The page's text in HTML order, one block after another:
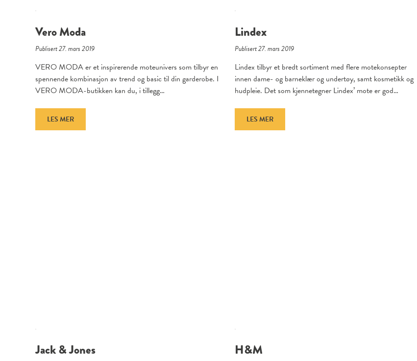
Vero Moda
Publisert 27. mars 2019
VERO MODA er et inspirerende moteunivers som tilbyr en
spennende kombinasjon av trend og basic til din garderobe. I
VERO MODA-butikken kan du, i tillegg…
LES MER
Lindex
Publisert 27. mars 2019
Lindex tilbyr et bredt sortiment med flere motekonsepter
innen dame- og barneklær og undertøy, samt kosmetikk og
hudpleie. Det som kjennetegner Lindex’ mote er god…
LES MER
Jack & Jones H&M